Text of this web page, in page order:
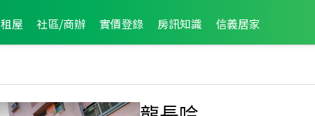
租屋 社區/商辦 實價登錄 房訊知識 信義居家